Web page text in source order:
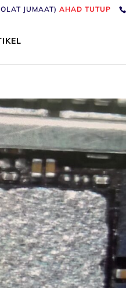
JUMAAT)AHAD TUTUP